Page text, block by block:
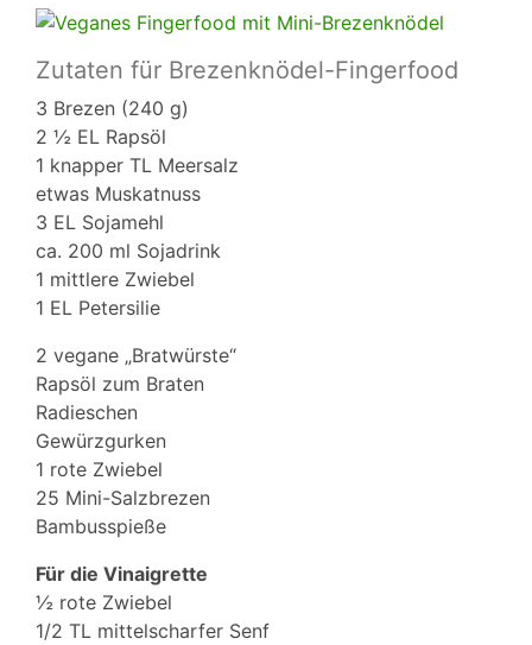
Zutaten für Brezenknödel-Fingerfood
3 Brezen (240 g)
2 ½ EL Rapsöl
1 knapper TL Meersalz
etwas Muskatnuss
3 EL Sojamehl
ca. 200 ml Sojadrink
1 mittlere Zwiebel
1 EL Petersilie
2 vegane „Bratwürste“
Rapsöl zum Braten
Radieschen
Gewürzgurken
1 rote Zwiebel
25 Mini-Salzbrezen
Bambusspieße
Für die Vinaigrette
½ rote Zwiebel
1/2 TL mittelscharfer Senf